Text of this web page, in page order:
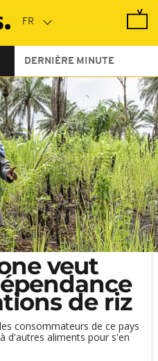
DERNIÈRE MINUTE
veut
de riz
consommateurs de ce pays
d'autres aliments pour s'en